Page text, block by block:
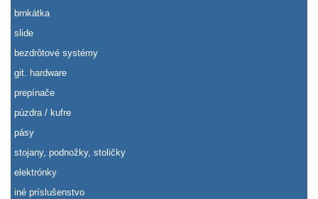
brnkátka
slide
bezdrôtové systémy
git. hardware
prepínače
púzdra / kufre
pásy
stojany, podnožky, stoličky
elektrónky
iné príslušenstvo